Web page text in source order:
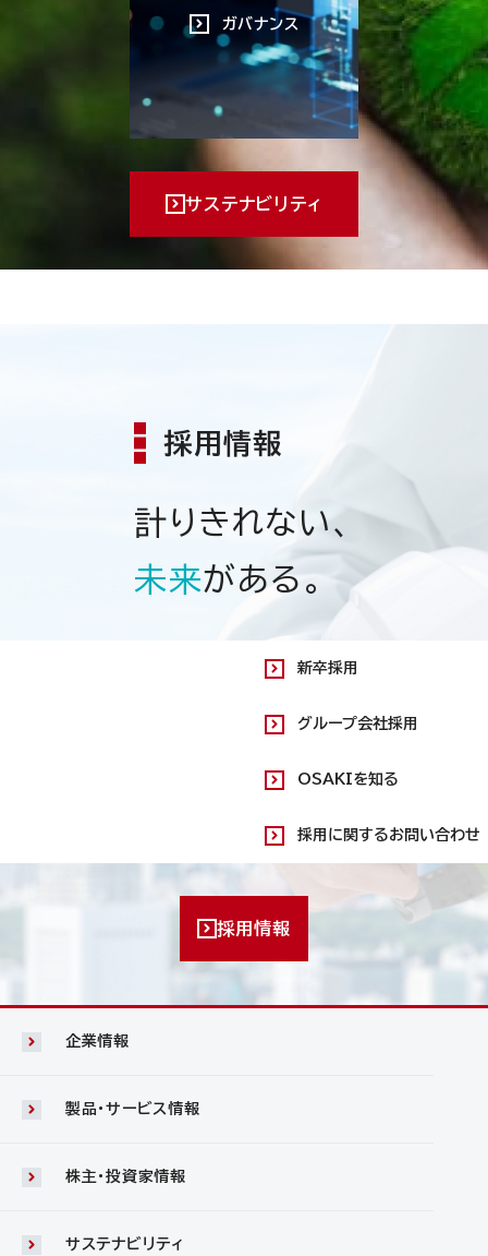
ガバナンス
サステナビリティ
採用情報
計りきれない、
未来がある。
新卒採用
グループ会社採用
OSAKIを知る
採用に関するお問い合わせ
採用情報
企業情報
製品・サービス情報
株主・投資家情報
サステナビリティ